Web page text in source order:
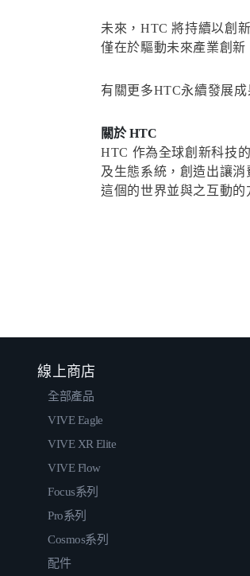
未來，HTC 將持續以創
僅在於驅動未來產業創
有關更多HTC永續發展成
關於 HTC
HTC 作為全球創新科技
及生態系統，創造出讓
這個的世界並與之互動
線上商店
全部產品
VIVE Eagle
VIVE XR Elite
VIVE Flow
Focus系列
Pro系列
Cosmos系列
配件